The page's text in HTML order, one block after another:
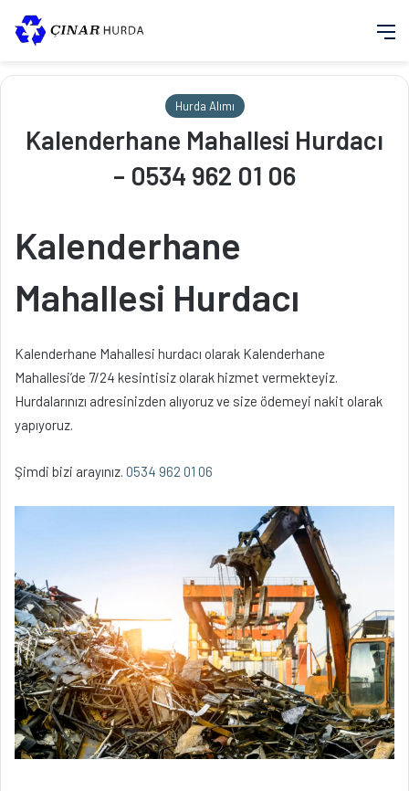
Hurda Alımı
Kalenderhane Mahallesi Hurdacı
– 0534 962 01 06
Kalenderhane
Mahallesi Hurdacı
Kalenderhane Mahallesi hurdacı olarak Kalenderhane
Mahallesi’de 7/24 kesintisiz olarak hizmet vermekteyiz.
Hurdalarınızı adresinizden alıyoruz ve size ödemeyi nakit olarak
yapıyoruz.
Şimdi bizi arayınız. 0534 962 01 06